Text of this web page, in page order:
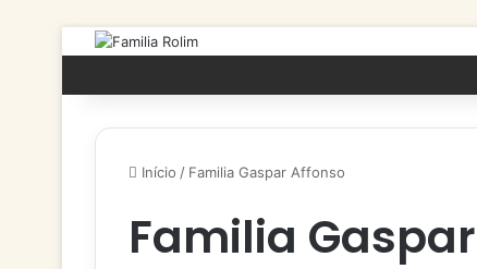
Início / Familia Gaspar Affonso
Familia